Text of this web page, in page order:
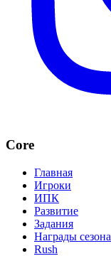
Core
Главная
Игроки
ИПК
Развитие
Задания
Награды сезона
Rush